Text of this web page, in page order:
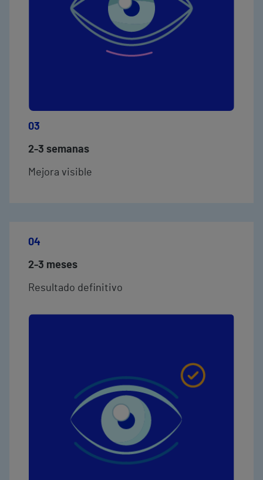
03
2-3 semanas
Mejora visible
04
2-3 meses
Resultado definitivo